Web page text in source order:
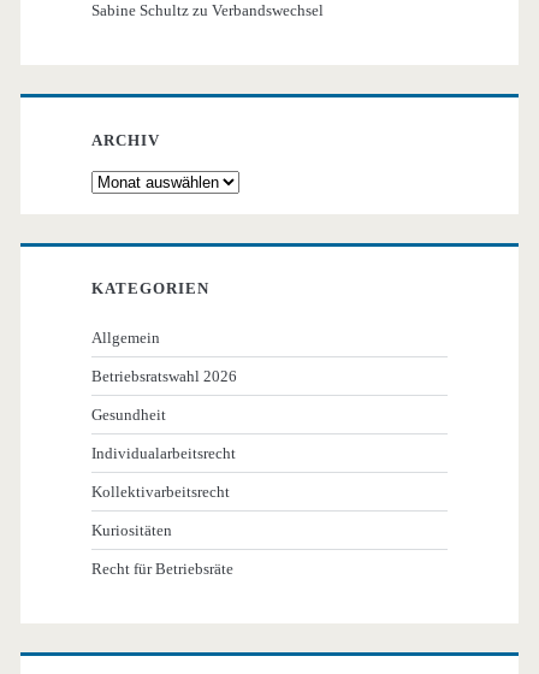
Sabine Schultz zuVerbandswechsel
ARCHIV
Archiv
KATEGORIEN
Allgemein
Betriebsratswahl 2026
Gesundheit
Individualarbeitsrecht
Kollektivarbeitsrecht
Kuriositäten
Recht für Betriebsräte